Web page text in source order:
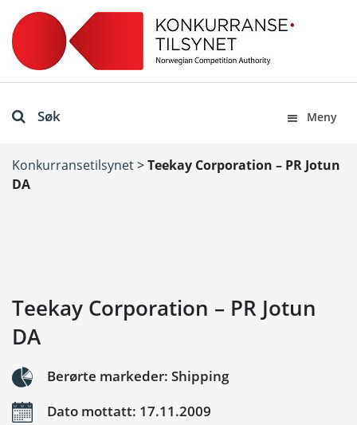
Søk Meny
Konkurransetilsynet>Teekay Corporation – PR Jotun
DA
Teekay Corporation – PR Jotun
DA
Berørte markeder: Shipping
Dato mottatt: 17.11.2009